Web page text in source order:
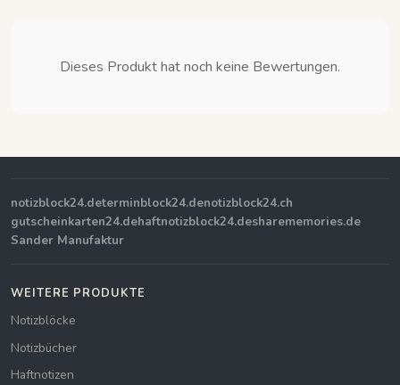
Dieses Produkt hat noch keine Bewertungen.
notizblock24.determinblock24.denotizblock24.ch
gutscheinkarten24.dehaftnotizblock24.desharememories.de
Sander Manufaktur
WEITERE PRODUKTE
Notizblöcke
Notizbücher
Haftnotizen